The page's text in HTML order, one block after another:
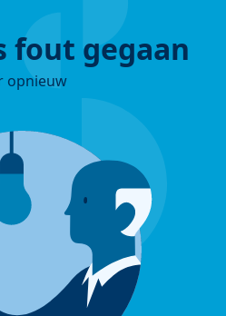
fout gegaan
opnieuw